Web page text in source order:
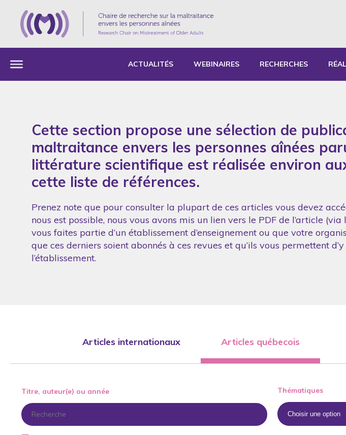
ACTUALITÉS WEBINAIRES RECHERCHES
Cette section propose une sélection de
maltraitance envers les personnes aînées
littérature scientifique est réalisée environ
cette liste de références.
Prenez note que pour consulter la plupart de ces articles vous devez
nous est possible, nous vous avons mis un lien vers le PDF de l’article
vous faites partie d’un établissement d’enseignement ou que votre
que ces derniers soient abonnés à ces revues et qu’ils vous permettent
l’établissement.
Articles internationaux Articles québecois
Titre, auteur(e) ou année Thématiques